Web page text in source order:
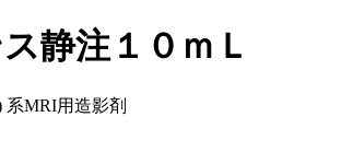
静注１０ｍＬ
系MRI用造影剤